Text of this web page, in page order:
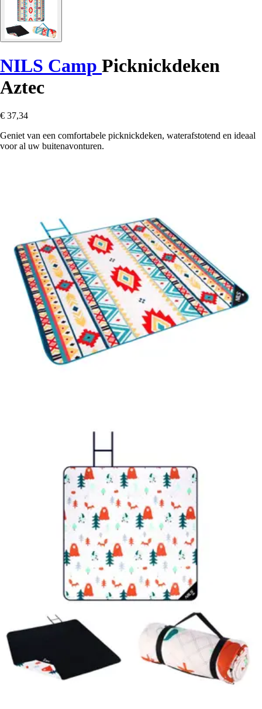
NILS Camp Picknickdeken
Aztec
€ 37,34
Geniet van een comfortabele picknickdeken, waterafstotend en ideaal
voor al uw buitenavonturen.